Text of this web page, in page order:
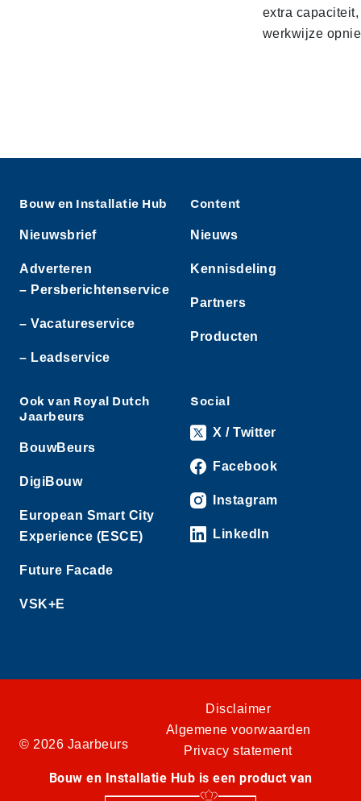
extra
werkwijze
Bouw en Installatie Hub
Nieuwsbrief
Adverteren
– Persberichtenservice
– Vacatureservice
– Leadservice
Content
Nieuws
Kennisdeling
Partners
Producten
Ook van Royal Dutch
Jaarbeurs
BouwBeurs
DigiBouw
European Smart City
Experience (ESCE)
Future Facade
VSK+E
Social
X / Twitter
Facebook
Instagram
LinkedIn
© 2026 Jaarbeurs
Disclaimer
Algemene voorwaarden
Privacy statement
Bouw en Installatie Hub is een product van